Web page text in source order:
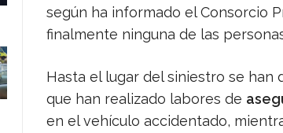
según ha informado el Consorcio
finalmente ninguna de las
Hasta el lugar del siniestro se
que han realizado labores de
en el vehículo accidentado,